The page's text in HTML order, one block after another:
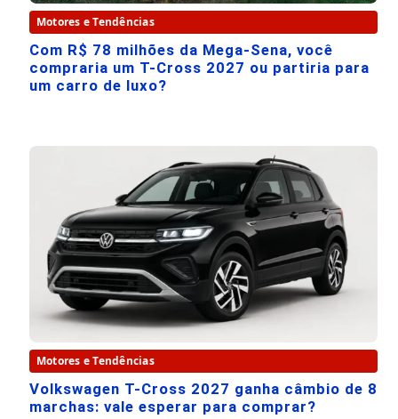
Motores e Tendências
Com R$ 78 milhões da Mega-Sena, você
compraria um T-Cross 2027 ou partiria para
um carro de luxo?
Motores e Tendências
Volkswagen T-Cross 2027 ganha câmbio de 8
marchas: vale esperar para comprar?